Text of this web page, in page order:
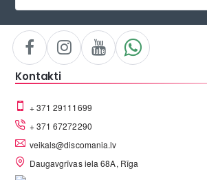
Kontakti
+ 371 29111699
+ 371 67272290
veikals@discomania.lv
Daugavgrīvas iela 68A, Rīga